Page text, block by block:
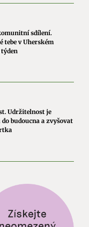
sdílení.
tebe v Uherském
Udržitelnost je
budoucna a zvyšovat